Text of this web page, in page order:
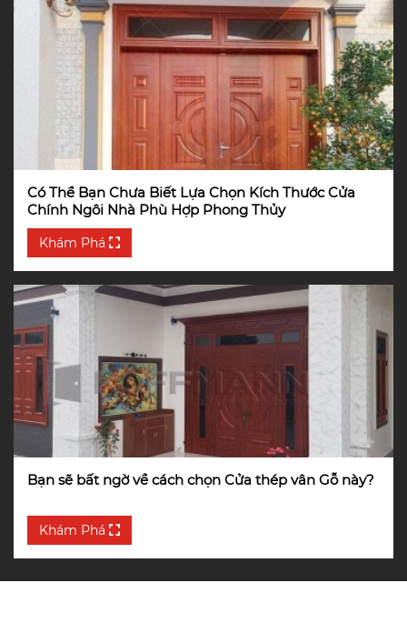
Có Thể Bạn Chưa Biết Lựa Chọn Kích Thước Cửa
Chính Ngôi Nhà Phù Hợp Phong Thủy
Khám Phá
Bạn sẽ bất ngờ về cách chọn Cửa thép vân Gỗ này?
Khám Phá